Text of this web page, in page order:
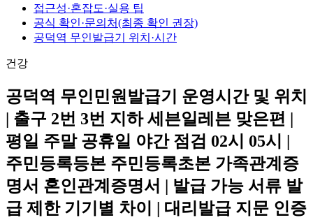
접근성·혼잡도·실용 팁
공식 확인·문의처(최종 확인 권장)
공덕역 무인발급기 위치·시간
건강
공덕역 무인민원발급기 운영시간 및 위치
| 출구 2번 3번 지하 세븐일레븐 맞은편 |
평일 주말 공휴일 야간 점검 02시 05시 |
주민등록등본 주민등록초본 가족관계증
명서 혼인관계증명서 | 발급 가능 서류 발
급 제한 기기별 차이 | 대리발급 지문 인증